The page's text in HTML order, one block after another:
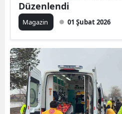
Düzenlendi
Magazin 01 Şubat 2026